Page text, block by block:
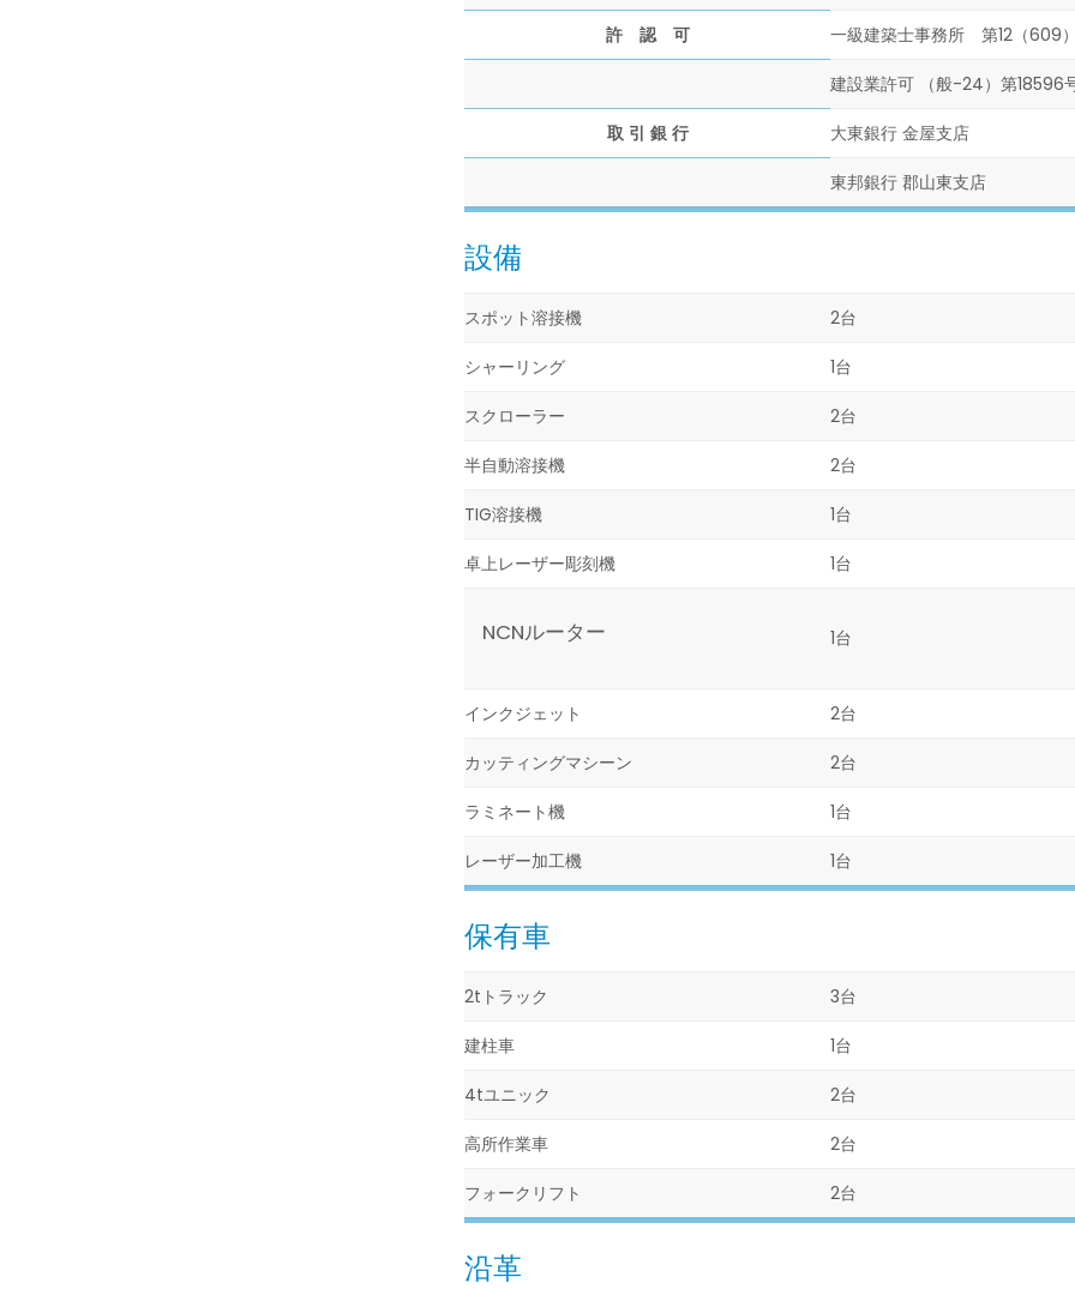
許 認 可 一級建築士事務所 第12（609
建設業許可 （般-24）第18596
取 引 銀 行 大東銀行 金屋支店
東邦銀行 郡山東支店
設備
スポット溶接機 2台
シャーリング 1台
スクローラー 2台
半自動溶接機 2台
TIG溶接機 1台
卓上レーザー彫刻機 1台
NCNルーター 1台
インクジェット 2台
カッティングマシーン 2台
ラミネート機 1台
レーザー加工機 1台
保有車
2tトラック 3台
建柱車 1台
4tユニック 2台
高所作業車 2台
フォークリフト 2台
沿革